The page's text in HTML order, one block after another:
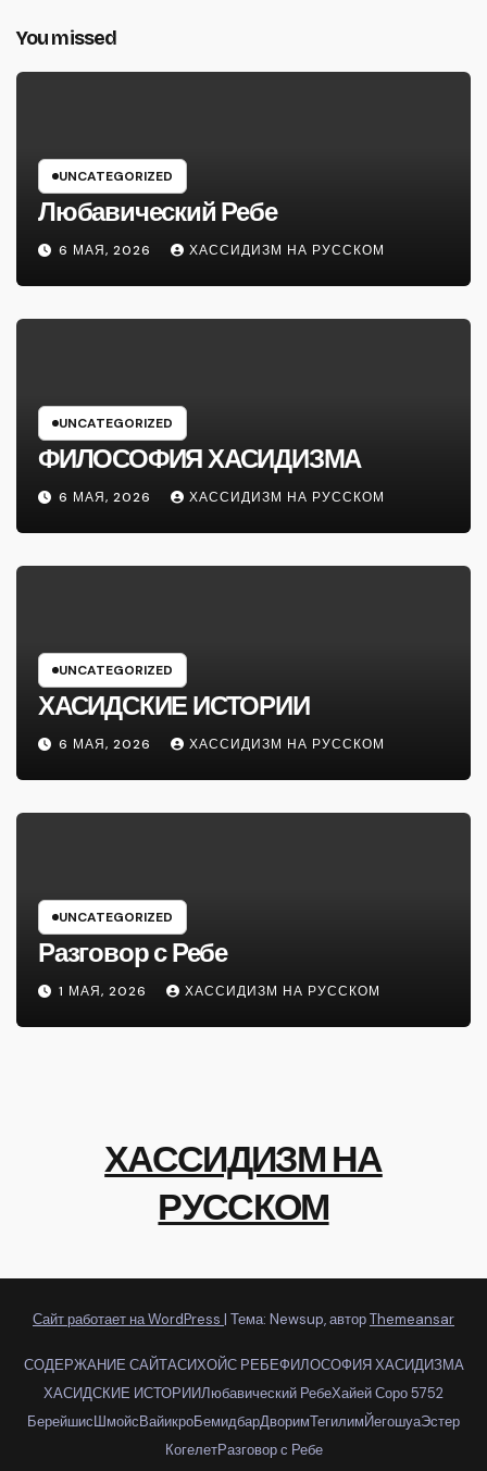
You missed
UNCATEGORIZED
Любавический Ребе
6 МАЯ, 2026 ХАССИДИЗМ НА РУССКОМ
UNCATEGORIZED
ФИЛОСОФИЯ ХАСИДИЗМА
6 МАЯ, 2026 ХАССИДИЗМ НА РУССКОМ
UNCATEGORIZED
ХАСИДСКИЕ ИСТОРИИ
6 МАЯ, 2026 ХАССИДИЗМ НА РУССКОМ
UNCATEGORIZED
Разговор с Ребе
1 МАЯ, 2026 ХАССИДИЗМ НА РУССКОМ
ХАССИДИЗМ НА
РУССКОМ
Сайт работает на WordPress | Тема: Newsup, авторThemeansar
СОДЕРЖАНИЕ САЙТАСИХОЙС РЕБЕФИЛОСОФИЯ ХАСИДИЗМА
ХАСИДСКИЕ ИСТОРИИЛюбавический РебеХайей Соро 5752
БерейшисШмойсВайикроБемидбарДворимТегилимЙегошуаЭстер
КогелетРазговор с Ребе